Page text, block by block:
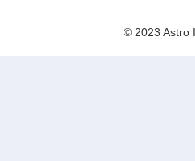
© 2023 Astro